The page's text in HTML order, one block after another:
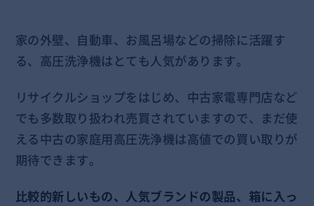
家の外壁、自動車、お風呂場などの掃除に活躍す
る、高圧洗浄機はとても人気があります。
リサイクルショップをはじめ、中古家電専門店など
でも多数取り扱われ売買されていますので、まだ使
える中古の家庭用高圧洗浄機は高値での買い取りが
期待できます。
比較的新しいもの、人気ブランドの製品、箱に入っ